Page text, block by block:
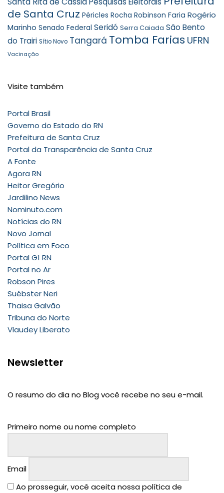
de Santa Cruz Péricles Rocha Robinson Faria Rogério
Marinho Senado Federal Seridó Serra Caiada São Bento
do Trairi Sítio Novo Tangará Tomba Farias UFRN
Vacinação
Visite também
Portal Brasil
Governo do Estado do RN
Prefeitura de Santa Cruz
Portal da Transparência de Santa Cruz
A Fonte
Agora RN
Heitor Gregório
Jardilino News
Nominuto.com
Notícias do RN
Novo Jornal
Política em Foco
Portal G1 RN
Portal no Ar
Robson Pires
Suébster Neri
Thaisa Galvão
Tribuna do Norte
Vlaudey Liberato
Newsletter
O resumo do dia no Blog você recebe no seu e-mail.
Primeiro nome ou nome completo
Email
Ao prosseguir, você aceita nossa política de